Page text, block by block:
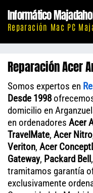
contenido
Informático
Reparación Mac PC
Reparación Acer
Somos expertos en
Desde 1998
domicilio en
en ordenadores Acer
TravelMate, Acer Nitro
Veriton, Acer
Gateway, Packard Bell
tramitamos garantía
exclusivamente